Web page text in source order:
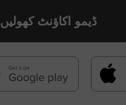
ڈیمو اکاؤنٹ کھولیں